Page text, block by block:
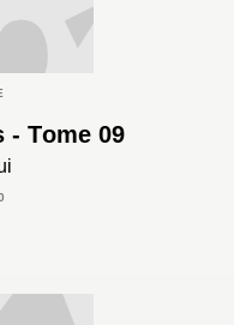
- Tome 09